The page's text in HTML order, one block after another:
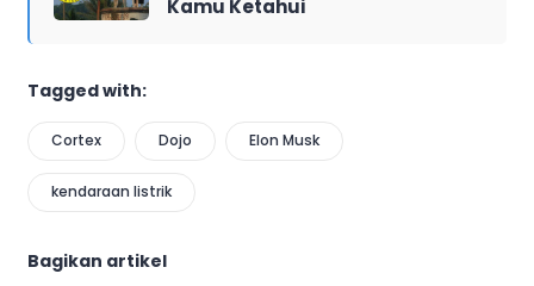
Kamu Ketahui
Tagged with:
Cortex Dojo Elon Musk
kendaraan listrik
Bagikan artikel